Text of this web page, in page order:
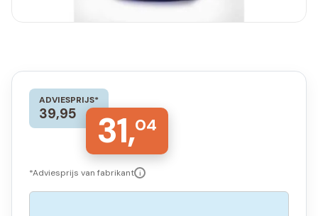
ADVIESPRIJS*
39,95 31,04
*Adviesprijs van fabrikant i